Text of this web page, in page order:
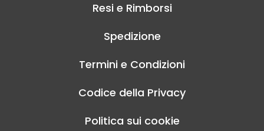
Resi e Rimborsi
Spedizione
Termini e Condizioni
Codice della Privacy
Politica sui cookie